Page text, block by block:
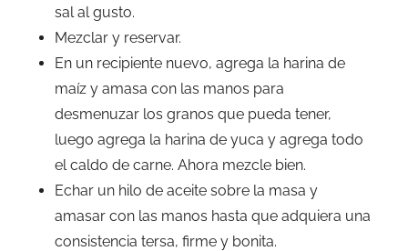
sal al gusto.
Mezclar y reservar.
En un recipiente nuevo, agrega la harina de
maíz y amasa con las manos para
desmenuzar los granos que pueda tener,
luego agrega la harina de yuca y agrega todo
el caldo de carne. Ahora mezcle bien.
Echar un hilo de aceite sobre la masa y
amasar con las manos hasta que adquiera una
consistencia tersa, firme y bonita.